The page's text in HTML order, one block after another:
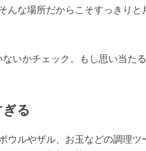
んな場所だからこそすっきり
いかチェック。もし思い当た
る
ウルやザル、お玉などの調理ツ